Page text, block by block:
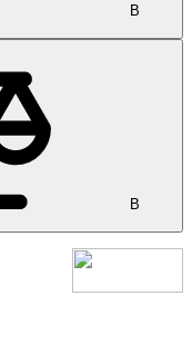
В
В